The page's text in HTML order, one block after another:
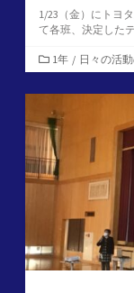
1/23（金）にトヨ
て各班、決定した
カ
テ
ゴ
リ
ー
1年 / 日々の活